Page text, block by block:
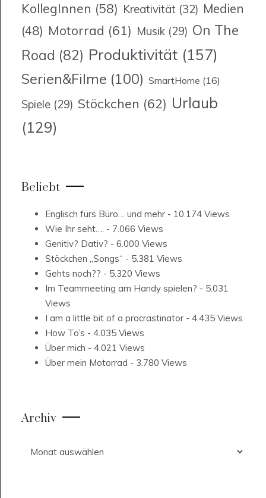
KollegInnen (58) Kreativität (32) Medien
(48) Motorrad (61) Musik (29) On The
Road (82) Produktivität (157)
Serien&Filme (100) SmartHome (16)
Spiele (29) Stöckchen (62) Urlaub
(129)
Beliebt
Englisch fürs Büro… und mehr - 10.174 Views
Wie Ihr seht…. - 7.066 Views
Genitiv? Dativ? - 6.000 Views
Stöckchen „Songs“ - 5.381 Views
Gehts noch?? - 5.320 Views
Im Teammeeting am Handy spielen? - 5.031
Views
I am a little bit of a procrastinator - 4.435 Views
How To’s - 4.035 Views
Über mich - 4.021 Views
Über mein Motorrad - 3.780 Views
Archiv